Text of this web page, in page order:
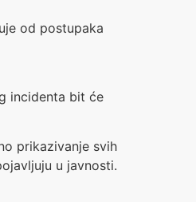
od postupaka
incidenta bit će
prikazivanje svih
u javnosti.